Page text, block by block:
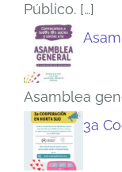
Público. […]
Asamblea
3a